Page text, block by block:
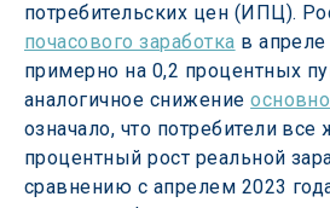
потребительских цен (ИПЦ).
почасового заработка в апреле
примерно на 0,2 процентных
аналогичное снижение
означало, что потребители
процентный рост реальной
сравнению с апрелем 2023